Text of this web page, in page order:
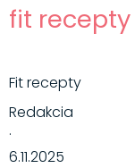
fit
Fit recepty
Redakcia
·
6.11.2025